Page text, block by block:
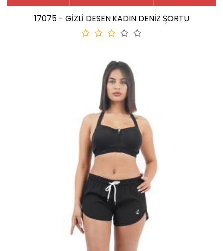
17075 - GİZLİ DESEN KADIN DENİZ ŞORTU